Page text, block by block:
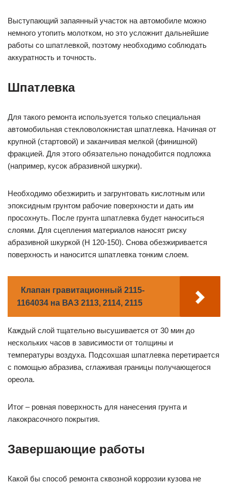
Выступающий запаянный участок на автомобиле можно
немного утопить молотком, но это усложнит дальнейшие
работы со шпатлевкой, поэтому необходимо соблюдать
аккуратность и точность.
Шпатлевка
Для такого ремонта используется только специальная
автомобильная стекловолокнистая шпатлевка. Начиная от
крупной (стартовой) и заканчивая мелкой (финишной)
фракцией. Для этого обязательно понадобится подложка
(например, кусок абразивной шкурки).
Необходимо обезжирить и загрунтовать кислотным или
эпоксидным грунтом рабочие поверхности и дать им
просохнуть. После грунта шпатлевка будет наноситься
слоями. Для сцепления материалов наносят риску
абразивной шкуркой (Н 120-150). Снова обезжиривается
поверхность и наносится шпатлевка тонким слоем.
Клапан гравитационный 2115-
1164034 на ВАЗ 2113, 2114, 2115
Каждый слой тщательно высушивается от 30 мин до
нескольких часов в зависимости от толщины и
температуры воздуха. Подсохшая шпатлевка перетирается
с помощью абразива, сглаживая границы получающегося
ореола.
Итог – ровная поверхность для нанесения грунта и
лакокрасочного покрытия.
Завершающие работы
Какой бы способ ремонта сквозной коррозии кузова не